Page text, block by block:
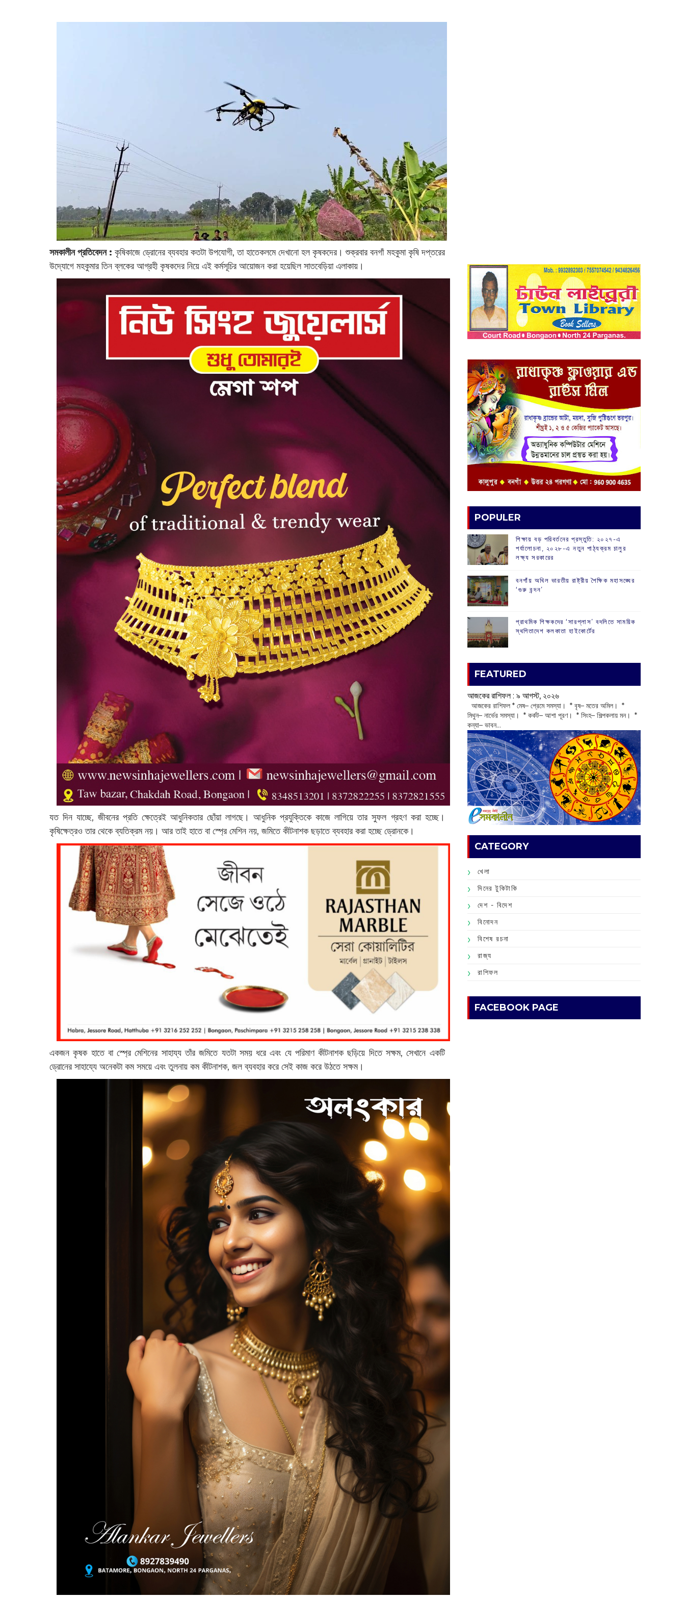
সমকালীন প্রতিবেদন : কৃষিকাজে ড্রোনের ব্যবহার কতটা উপযোগী, তা হাতেকলমে দেখানো হল কৃষকদের। শুক্রবার বনগাঁ মহকুমা কৃষি দপ্তরের
উদ্যোগে মহকুমার তিন ব্লকের আগ্রহী কৃষকদের নিয়ে এই কর্মসূচির আয়োজন করা হয়েছিল সাতবেড়িয়া এলাকায়।
যত দিন যাচ্ছে, জীবনের প্রতি ক্ষেত্রেই আধুনিকতার ছোঁয়া লাগছে। আধুনিক প্রযুক্তিকে কাজে লাগিয়ে তার সুফল গ্রহণ করা হচ্ছে।
কৃষিক্ষেত্রও তার থেকে ব্যতিক্রম নয়। আর তাই হাতে বা স্প্রে মেশিন নয়, জমিতে কীটনাশক ছড়াতে ব্যবহার করা হচ্ছে ড্রোনকে।
একজন কৃষক হাতে বা স্প্রে মেশিনের সাহায্য তাঁর জমিতে যতটা সময় ধরে এবং যে পরিমাণ কীটনাশক ছড়িয়ে দিতে সক্ষম, সেখানে একটি
ড্রোনের সাহায্যে অনেকটা কম সময়ে এবং তুলনায় কম কীটনাশক, জল ব্যবহার করে সেই কাজ করে উঠতে সক্ষম।
POPULER
শিক্ষায় বড় পরিবর্তনের প্রস্তুতি: ২০২৭-এ
পর্যালোচনা, ২০২৮-এ নতুন পাঠ্যক্রম চালুর
লক্ষ্য সরকারের
বনগাঁয় অখিল ভারতীয় রাষ্ট্রীয় শৈক্ষিক মহাসঙ্ঘের
‘গুরু বন্দন’
প্রাথমিক শিক্ষকদের ‘সারপ্লাস’ বদলিতে সাময়িক
স্থগিতাদেশ কলকাতা হাইকোর্টের
FEATURED
আজকের রাশিফল :‌ ‌‌৯ আগস্ট, ২০২৬
‌ আজকের রাশিফল * মেষ– প্রেমে সমস্যা। * বৃষ– মতের অমিল। *
মিথুন– নার্ভের সমস্যা। * কর্কট– আশা পূরণ। * সিংহ– শিল্পকলায় মন। *
কন্যা– ভাবন...
CATEGORY
খেলা
দিনের টুকিটাকি
দেশ - বিদেশ
বিনোদন
বিশেষ রচনা
রাজ্য
রাশিফল
FACEBOOK PAGE